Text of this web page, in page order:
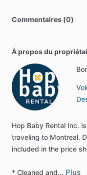
Commentaires (0)
À propos du
Hop Baby Rental Inc. is
traveling to Montreal.
included in the price
* Cleaned and… Plus